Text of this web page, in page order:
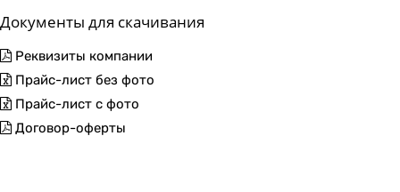
Документы для скачивания
Реквизиты компании
Прайс-лист без фото
Прайс-лист с фото
Договор-оферты